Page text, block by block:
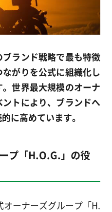
ランド戦略で最も特徴
がりを公式に組織化し
世界最大規模のオーナ
トにより、ブランドへ
に高めています。
プ「H.O.G.」の役
ーナーズグループ「H.